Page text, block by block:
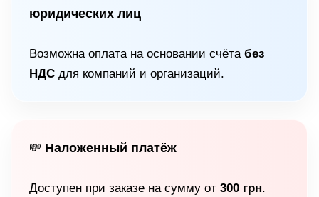
юридических лиц
Возможна оплата на основании счёта без
НДС для компаний и организаций.
💸 Наложенный платёж
Доступен при заказе на сумму от 300 грн.